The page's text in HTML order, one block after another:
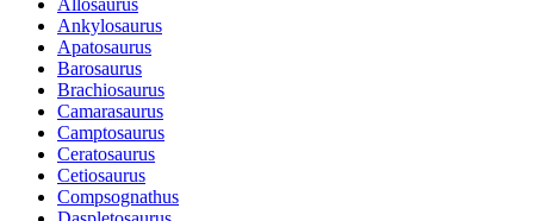
Allosaurus
Ankylosaurus
Apatosaurus
Barosaurus
Brachiosaurus
Camarasaurus
Camptosaurus
Ceratosaurus
Cetiosaurus
Compsognathus